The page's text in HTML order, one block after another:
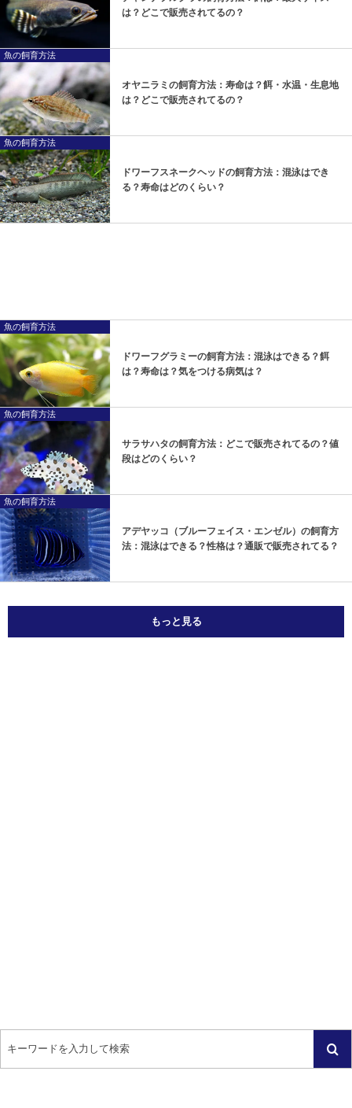
は？どこで販売されてるの？
魚の飼育方法
オヤニラミの飼育方法：寿命は？餌・水温・生息地
は？どこで販売されてるの？
魚の飼育方法
ドワーフスネークヘッドの飼育方法：混泳はでき
る？寿命はどのくらい？
魚の飼育方法
ドワーフグラミーの飼育方法：混泳はできる？餌
は？寿命は？気をつける病気は？
魚の飼育方法
サラサハタの飼育方法：どこで販売されてるの？値
段はどのくらい？
魚の飼育方法
アデヤッコ（ブルーフェイス・エンゼル）の飼育方
法：混泳はできる？性格は？通販で販売されてる？
もっと見る